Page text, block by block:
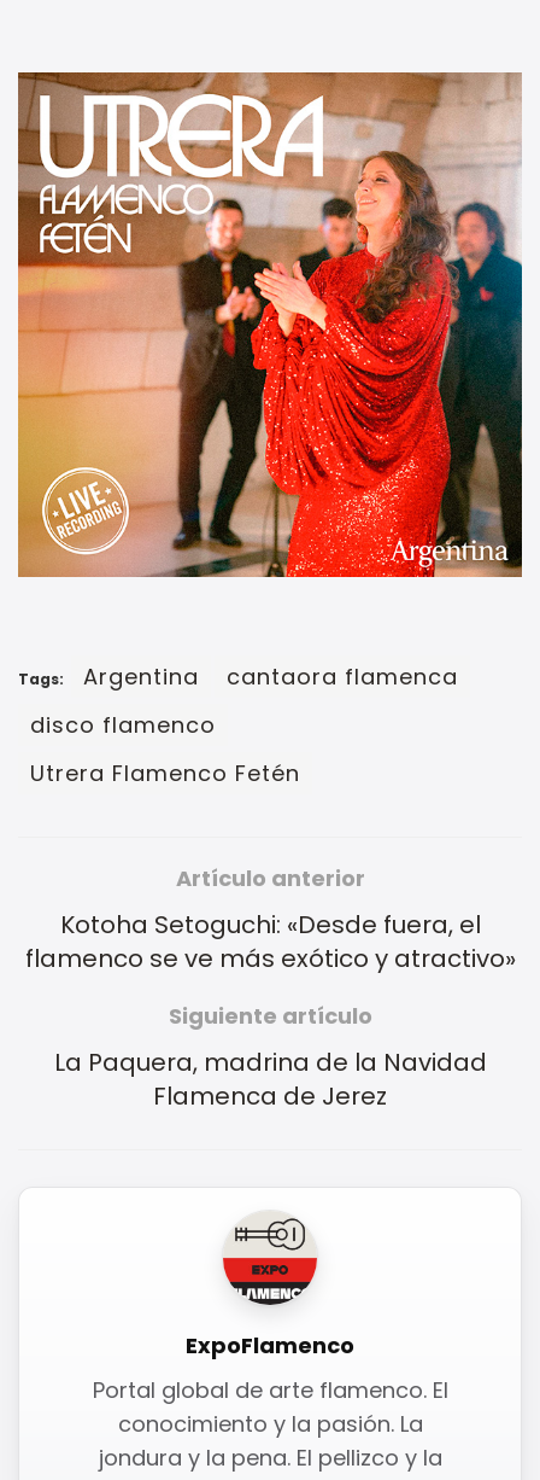
Tags: Argentina
cantaora flamenca
disco flamenco
Utrera Flamenco Fetén
Artículo anterior
Kotoha Setoguchi: «Desde fuera, el
flamenco se ve más exótico y atractivo»
Siguiente artículo
La Paquera, madrina de la Navidad
Flamenca de Jerez
ExpoFlamenco
Portal global de arte flamenco. El
conocimiento y la pasión. La
jondura y la pena. El pellizco y la